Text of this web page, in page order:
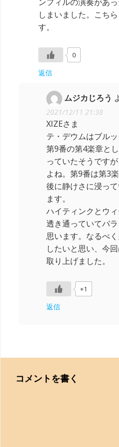
ンフィルの演奏があ
しまいました。こち
す。
0
返信
ムジカじろう
2021/12/11 21:38
XIZEさま
テ・デウムはブル
第9番の第4楽章と
っていたそうです
よね。第9番は第3
後に静けさに浸っ
ます。
ハイティンクとウ
透き通っていてバ
思います。なるべ
したいと思い、今
取り上げました。
+1
返信
コメントを書く